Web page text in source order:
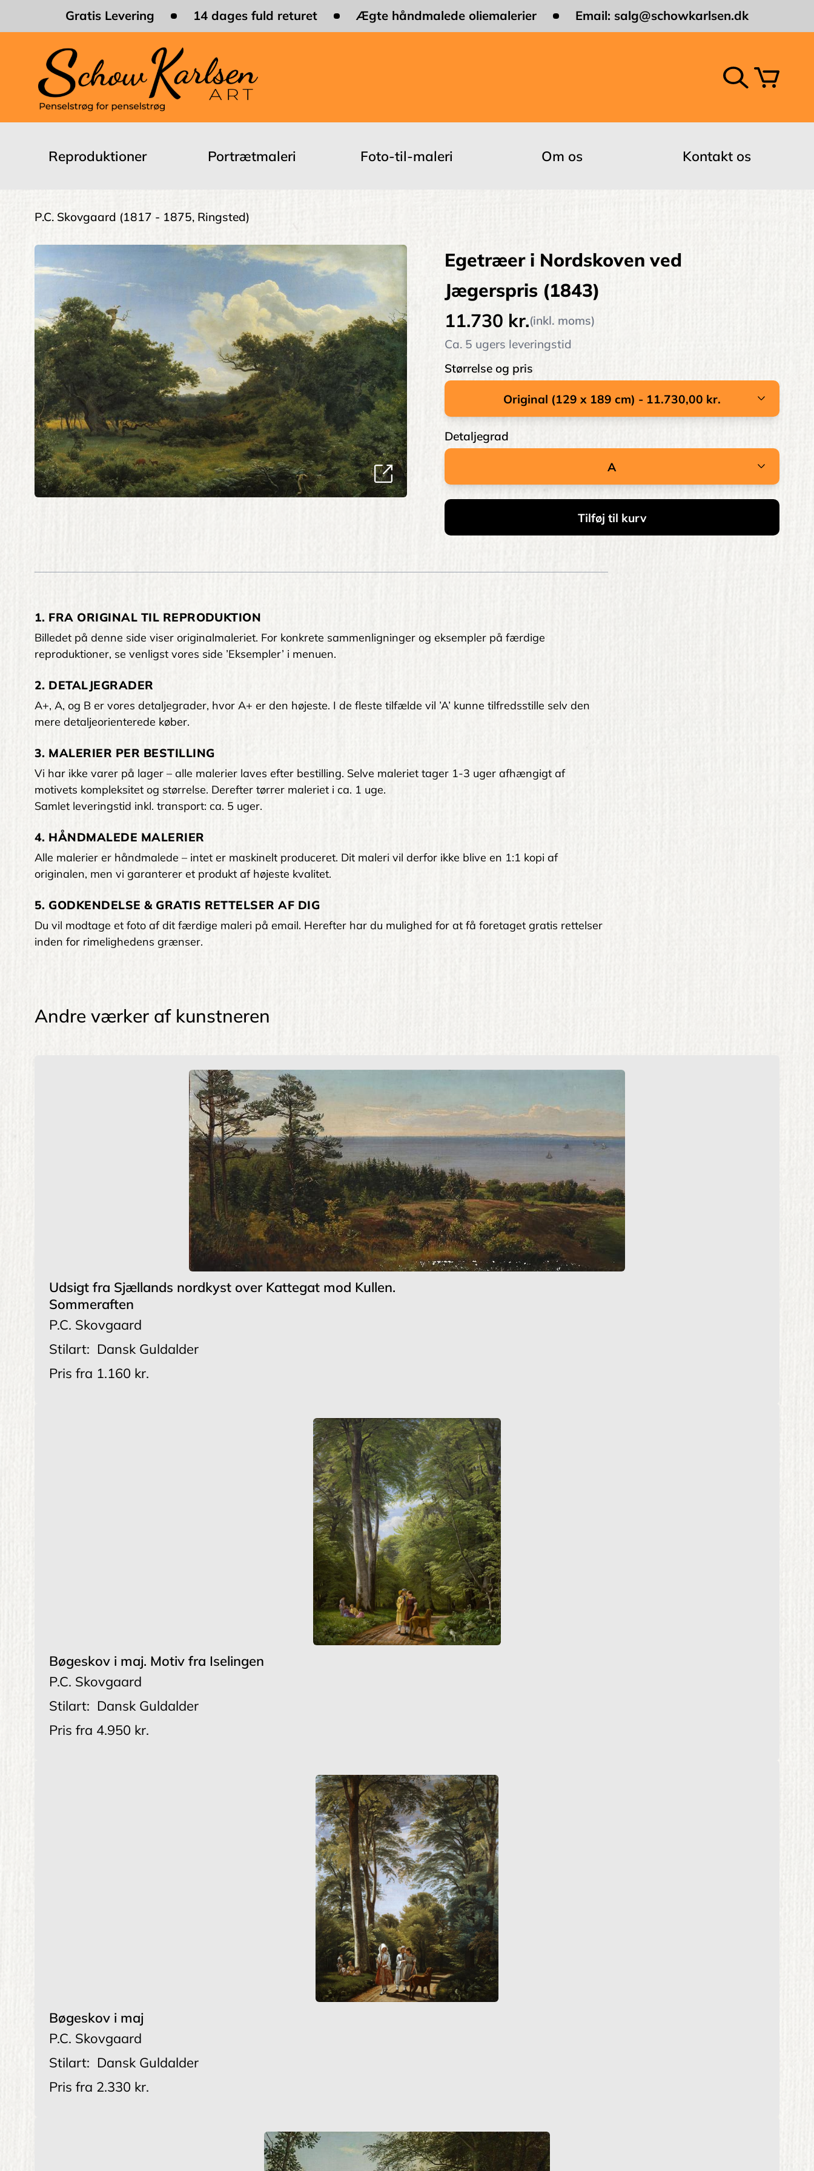
Gratis Levering 14 dages fuld returet Ægte håndmalede oliemalerier Email: salg@schowkarlsen.dk
Reproduktioner Portrætmaleri Foto-til-maleri Om os Kontakt os
Brødkrumme
P.C. Skovgaard (1817 - 1875, Ringsted)
Egetræer i Nordskoven ved
Jægerspris (1843)
11.730 kr.(inkl. moms)
Ca. 5 ugers leveringstid
Størrelse og pris
Detaljegrad
1. FRA ORIGINAL TIL REPRODUKTION
Billedet på denne side viser originalmaleriet. For konkrete sammenligninger og eksempler på færdige
reproduktioner, se venligst vores side ’Eksempler’ i menuen.
2. DETALJEGRADER
A+, A, og B er vores detaljegrader, hvor A+ er den højeste. I de fleste tilfælde vil ’A’ kunne tilfredsstille selv den
mere detaljeorienterede køber.
3. MALERIER PER BESTILLING
Vi har ikke varer på lager – alle malerier laves efter bestilling. Selve maleriet tager 1-3 uger afhængigt af
motivets kompleksitet og størrelse. Derefter tørrer maleriet i ca. 1 uge.
Samlet leveringstid inkl. transport: ca. 5 uger.
4. HÅNDMALEDE MALERIER
Alle malerier er håndmalede – intet er maskinelt produceret. Dit maleri vil derfor ikke blive en 1:1 kopi af
originalen, men vi garanterer et produkt af højeste kvalitet.
5. GODKENDELSE & GRATIS RETTELSER AF DIG
Du vil modtage et foto af dit færdige maleri på email. Herefter har du mulighed for at få foretaget gratis rettelser
inden for rimelighedens grænser.
Andre værker af kunstneren
Udsigt fra Sjællands nordkyst over Kattegat mod Kullen.
Sommeraften
P.C. Skovgaard
Stilart: Dansk Guldalder
Pris fra 1.160 kr.
Bøgeskov i maj. Motiv fra Iselingen
P.C. Skovgaard
Stilart: Dansk Guldalder
Pris fra 4.950 kr.
Bøgeskov i maj
P.C. Skovgaard
Stilart: Dansk Guldalder
Pris fra 2.330 kr.